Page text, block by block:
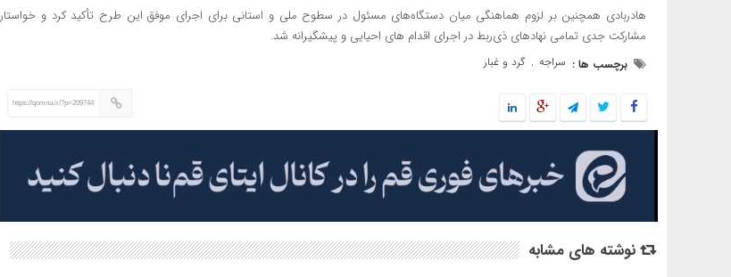
هادربادی همچنین بر لزوم هماهنگی میان دستگاه‌های مسئول در سطوح ملی و استانی برای اجرای موفق این طرح تأکید کرد و خواستار
مشارکت جدی تمامی نهادهای ذی‌ربط در اجرای اقدام های احیایی و پیشگیرانه شد.
برچسب ها : سراجه , گرد و غبار
https://qomna.ir/?p=209744
نوشته های مشابه